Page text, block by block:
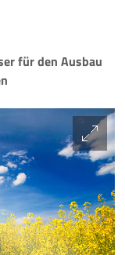
für den Ausbau